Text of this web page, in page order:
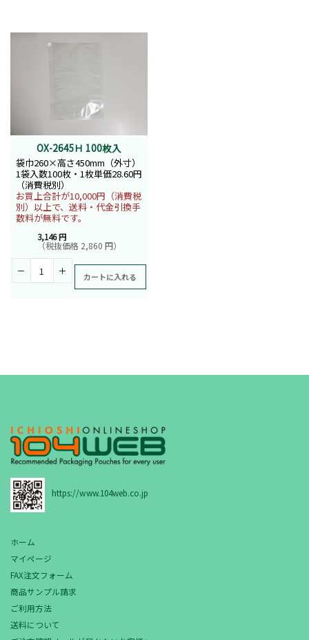
OX-2645Ｈ 100枚入
袋巾260×高さ450mm（外寸）
1袋入数100枚・1枚単価28.60円
（消費税別）
お買上合計が10,000円（消費税
別）以上で、送料・代金引換手
数料が無料です。
3,146 円
（税抜価格 2,860 円）
カートに入れる
https://www.104web.co.jp
ホーム
マイページ
FAX注文フォーム
商品サンプル請求
ご利用方法
送料について